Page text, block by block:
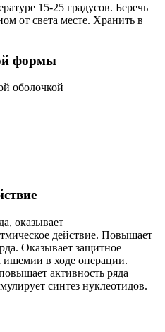
15-25 градусов. Беречь
от света месте. Хранить в
формы
оболочкой
оказывает
действие. Повышает
Оказывает защитное
ишемии в ходе операции.
активность ряда
синтез нуклеотидов.